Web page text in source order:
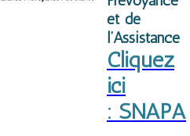
et de
l’Assistance
Cliquez
ici
: SNAPA